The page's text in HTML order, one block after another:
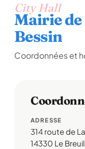
City Hall
Mairie
Bessin
Coordonnées et
ADRESSE
314 route de
14330 Le